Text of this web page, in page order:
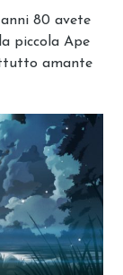
80 avete
piccola Ape
amante